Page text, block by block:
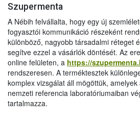
Szupermenta
A Nébih felvállalta, hogy egy új
fogyasztói kommunikáció részeként
különböző, nagyobb társadalmi réteget
segítve ezzel a vásárlók döntését. Az
online felületen, a https://
rendszeresen. A terméktesztek
komplex vizsgálat áll mögöttük,
nemzeti referencia laboratóriumaiban
tartalmazza.